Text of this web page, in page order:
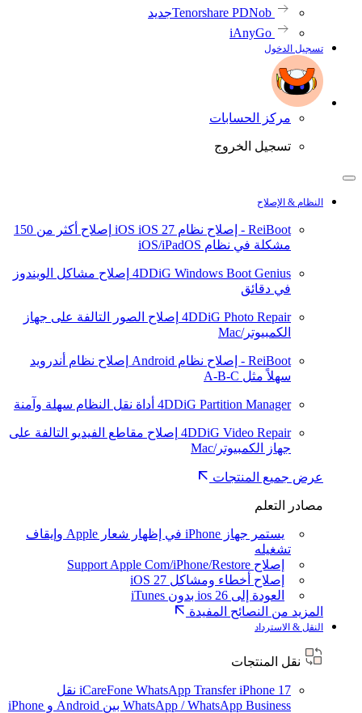
Tenorshare PDNobجديد
iAnyGo
تسجيل الدخول
مركز الحسابات
تسجيل الخروج
النظام & الإصلاح
ReiBoot - إصلاح نظام iOS iOS 27
إصلاح أكثر من 150
مشكلة في نظام iOS/iPadOS
4DDiG Windows Boot Genius إصلاح مشاكل الويندوز
في دقائق
4DDiG Photo Repair إصلاح الصور التالفة على جهاز
الكمبيوتر/Mac
ReiBoot - إصلاح نظام Android
إصلاح نظام أندرويد
سهلاً مثل A-B-C
4DDiG Partition Manager أداة نقل النظام سهلة وآمنة
4DDiG Video Repair إصلاح مقاطع الفيديو التالفة على
جهاز الكمبيوتر/Mac
عرض جميع المنتجات
مصادر التعلم
يستمر جهاز iPhone في إظهار شعار Apple وإيقاف
تشغيله
إصلاح Support Apple Com/iPhone/Restore
إصلاح أخطاء ومشاكل iOS 27
العودة إلى ios 26 بدون iTunes
المزيد من النصائح المفيدة
النقل & الاسترداد
نقل المنتجات
iCareFone WhatsApp TransferiPhone 17
نقل
WhatsApp / WhatsApp Business بين Android و iPhone